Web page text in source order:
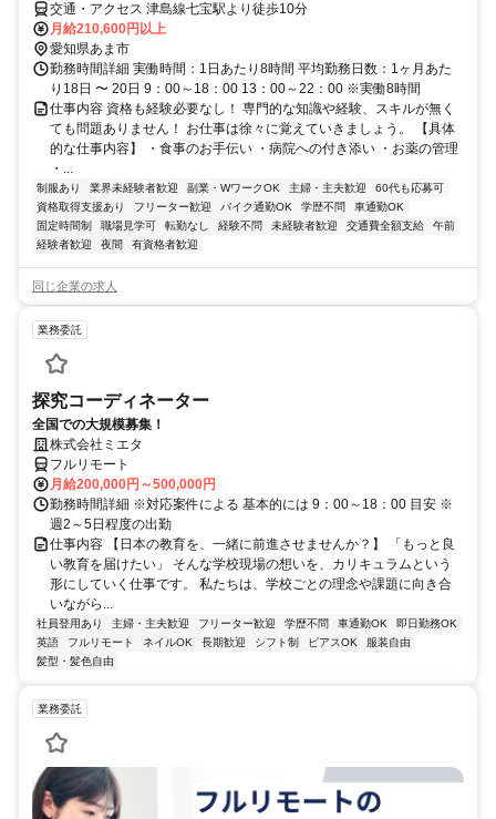
交通・アクセス 津島線七宝駅より徒歩10分
月給210,600円以上
愛知県あま市
勤務時間詳細 実働時間：1日あたり8時間 平均勤務日数：1ヶ月あた
り18日 〜 20日 9：00～18：00 13：00～22：00 ※実働8時間
仕事内容 資格も経験必要なし！ 専門的な知識や経験、スキルが無く
ても問題ありません！ お仕事は徐々に覚えていきましょう。 【具体
的な仕事内容】 ・食事のお手伝い ・病院への付き添い ・お薬の管理
・...
制服あり 業界未経験者歓迎 副業・WワークOK 主婦・主夫歓迎
60代も応募可
資格取得支援あり
フリーター歓迎 バイク通勤OK 学歴不問
車通勤OK
固定時間制
職場見学可 転勤なし 経験不問 未経験者歓迎 交通費全額支給
午前
経験者歓迎
夜間 有資格者歓迎
同じ企業の求人
業務委託
探究コーディネーター
全国での大規模募集！
株式会社ミエタ
フルリモート
月給200,000円～500,000円
勤務時間詳細 ※対応案件による 基本的には 9：00～18：00 目安 ※
週2～5日程度の出勤
仕事内容 【日本の教育を、一緒に前進させませんか？】 「もっと良
い教育を届けたい」 そんな学校現場の想いを、カリキュラムという
形にしていく仕事です。 私たちは、学校ごとの理念や課題に向き合
いながら...
社員登用あり 主婦・主夫歓迎 フリーター歓迎 学歴不問 車通勤OK
即日勤務OK
英語
フルリモート ネイルOK 長期歓迎 シフト制 ピアスOK
服装自由
髪型・髪色自由
業務委託